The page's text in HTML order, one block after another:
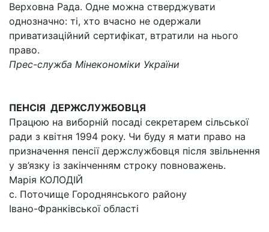
Верховна Рада. Одне можна стверджувати
однозначно: ті, хто вчасно не одержали
приватизаційний сертифікат, втратили на нього
право.
Прес-служба Мінекономіки України
ПЕНСІЯ ДЕРЖСЛУЖБОВЦЯ
Працюю на виборній посаді секретарем сільської
ради з квітня 1994 року. Чи буду я мати право на
призначення пенсії держслужбовця після звільнення
у зв’язку із закінченням строку повноважень.
Марія КОЛОДІЙ
с. Поточище Городнянського району
Івано-Франківської області